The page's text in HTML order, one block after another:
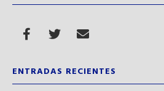
ENTRADAS RECIENTES